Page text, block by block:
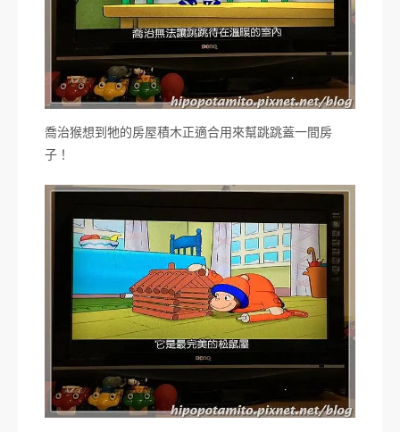
喬治猴想到牠的房屋積木正適合用來幫跳跳蓋一間房
子！